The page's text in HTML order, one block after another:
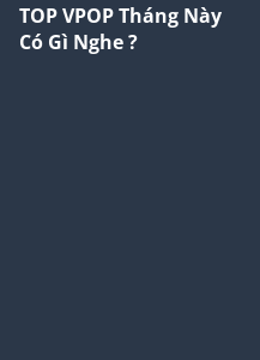
TOP VPOP Tháng Này
Có Gì Nghe ?